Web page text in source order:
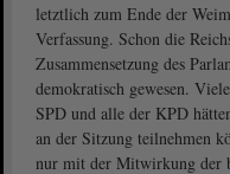
letztlich zum Ende der
Verfassung. Schon die
Zusammensetzung des
demokratisch gewesen.
SPD und alle der KPD
an der Sitzung teilnehmen
nur mit der Mitwirkung der